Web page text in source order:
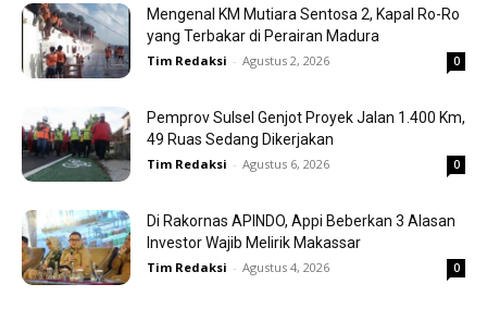
Mengenal KM Mutiara Sentosa 2, Kapal Ro-Ro
yang Terbakar di Perairan Madura
Tim Redaksi - Agustus 2, 2026 0
Pemprov Sulsel Genjot Proyek Jalan 1.400 Km,
49 Ruas Sedang Dikerjakan
Tim Redaksi - Agustus 6, 2026 0
Di Rakornas APINDO, Appi Beberkan 3 Alasan
Investor Wajib Melirik Makassar
Tim Redaksi - Agustus 4, 2026 0